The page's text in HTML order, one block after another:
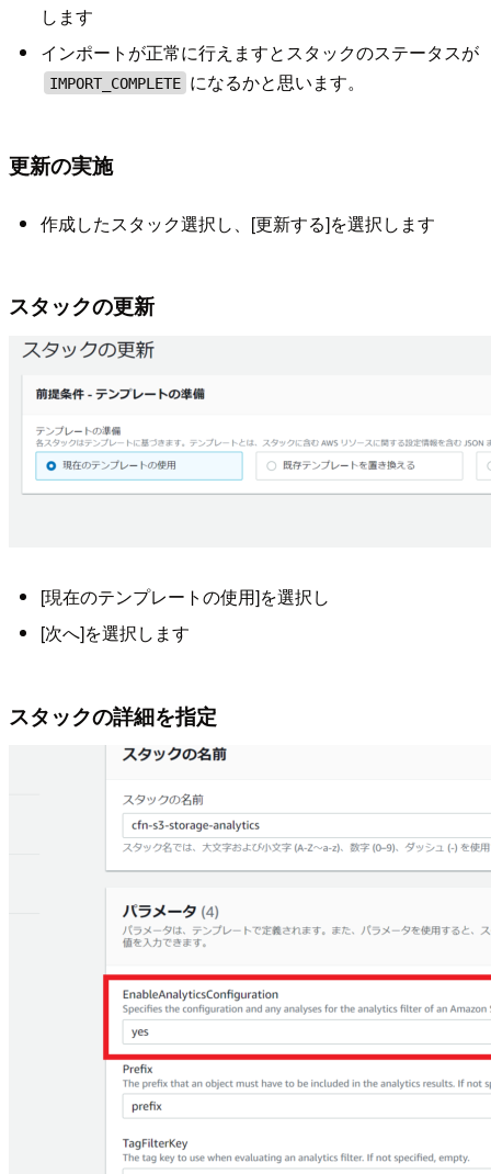
します
インポートが正常に行えますとスタックのステータスが
IMPORT_COMPLETE になるかと思います。
更新の実施
作成したスタック選択し、[更新する]を選択します
スタックの更新
[現在のテンプレートの使用]を選択し
[次へ]を選択します
スタックの詳細を指定